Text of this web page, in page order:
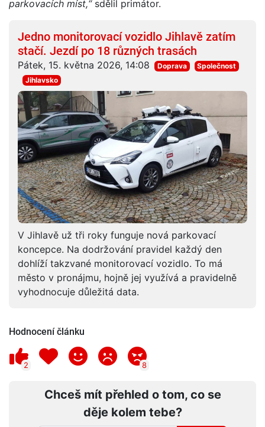
parkovacích míst,“sdělil primátor.
Jedno monitorovací vozidlo Jihlavě zatím
stačí. Jezdí po 18 různých trasách
Pátek, 15. května 2026, 14:08 Doprava
Společnost
Jihlavsko
V Jihlavě už tři roky funguje nová parkovací
koncepce. Na dodržování pravidel každý den
dohlíží takzvané monitorovací vozidlo. To má
město v pronájmu, hojně jej využívá a pravidelně
vyhodnocuje důležitá data.
Hodnocení článku
2 8
Chceš mít přehled o tom, co se
děje kolem tebe?